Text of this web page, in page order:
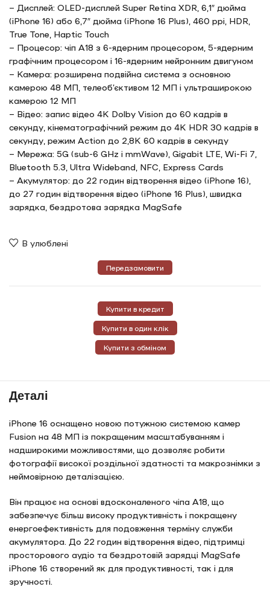
– Дисплей: OLED-дисплей Super Retina XDR, 6,1″ дюйма
(iPhone 16) або 6,7″ дюйма (iPhone 16 Plus), 460 ppi, HDR,
True Tone, Haptic Touch
– Процесор: чіп A18 з 6-ядерним процесором, 5-ядерним
графічним процесором і 16-ядерним нейронним двигуном
– Камера: розширена подвійна система з основною
камерою 48 МП, телеоб’єктивом 12 МП і ультраширокою
камерою 12 МП
– Відео: запис відео 4K Dolby Vision до 60 кадрів в
секунду, кінематографічний режим до 4K HDR 30 кадрів в
секунду, режим Action до 2,8K 60 кадрів в секунду
– Мережа: 5G (sub-6 GHz і mmWave), Gigabit LTE, Wi-Fi 7,
Bluetooth 5.3, Ultra Wideband, NFC, Express Cards
– Акумулятор: до 22 годин відтворення відео (iPhone 16),
до 27 годин відтворення відео (iPhone 16 Plus), швидка
зарядка, бездротова зарядка MagSafe
В улюблені
Передзамовити
Купити в кредит
Купити в один клік
Купити з обміном
Деталі
iPhone 16 оснащено новою потужною системою камер
Fusion на 48 МП із покращеним масштабуванням і
надширокими можливостями, що дозволяє робити
фотографії високої роздільної здатності та макрознімки з
неймовірною деталізацією.
Він працює на основі вдосконаленого чіпа A18, що
забезпечує більш високу продуктивність і покращену
енергоефективність для подовження терміну служби
акумулятора. До 22 годин відтворення відео, підтримці
просторового аудіо та бездротовій зарядці MagSafe
iPhone 16 створений як для продуктивності, так і для
зручності.